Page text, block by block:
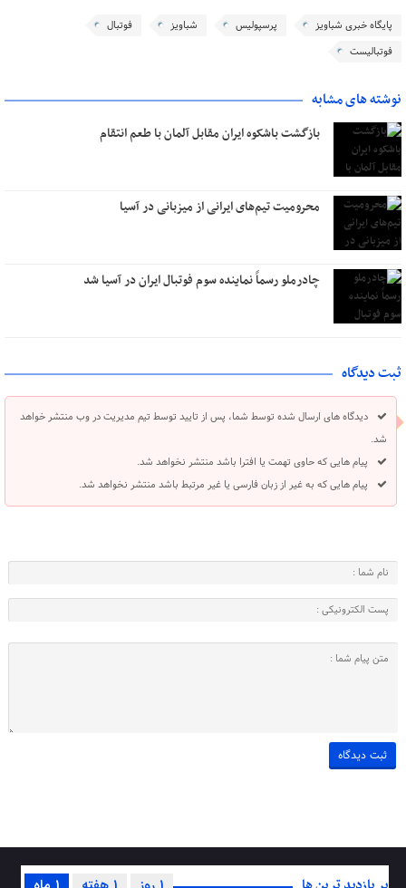
پایگاه خبری شباویز پرسپولیس شباویز
فوتبال
فوتبالیست
نوشته های مشابه
بازگشت باشکوه ایران مقابل آلمان با طعم انتقام
محرومیت تیم‌های ایرانی از میزبانی در آسیا
چادرملو رسماً نماینده سوم فوتبال ایران در آسیا شد
ثبت دیدگاه
دیدگاه های ارسال شده توسط شما، پس از تایید توسط تیم مدیریت در وب منتشر خواهد
شد.
پیام هایی که حاوی تهمت یا افترا باشد منتشر نخواهد شد.
پیام هایی که به غیر از زبان فارسی یا غیر مرتبط باشد منتشر نخواهد شد.